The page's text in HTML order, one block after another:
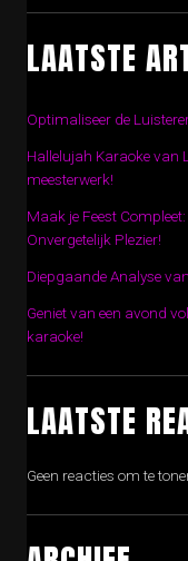
LAATSTE
Optimaliseer de
Hallelujah Karaoke van
meesterwerk!
Maak je Feest
Onvergetelijk Plezier!
Diepgaande Analyse
Geniet van een avond
karaoke!
LAATSTE
Geen reacties om te